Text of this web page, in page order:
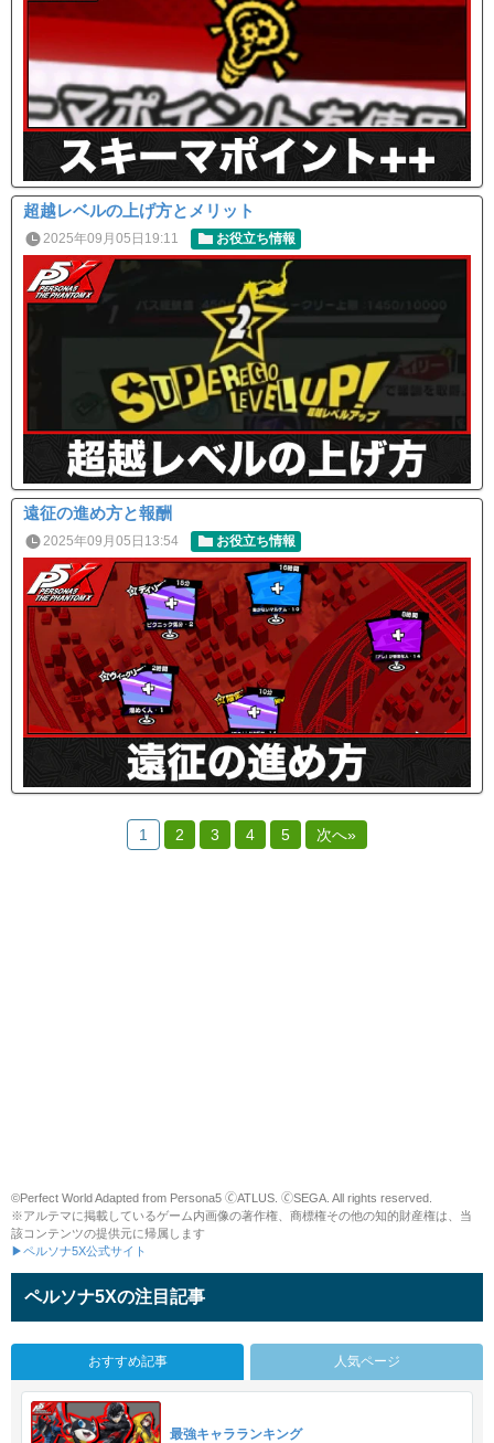
超越レベルの上げ方とメリット
2025年09月05日19:11 お役立ち情報
遠征の進め方と報酬
2025年09月05日13:54 お役立ち情報
1 2 3 4 5 次へ»
©Perfect World Adapted from Persona5 🄫ATLUS. 🄫SEGA. All rights reserved.
※アルテマに掲載しているゲーム内画像の著作権、商標権その他の知的財産権は、当
該コンテンツの提供元に帰属します
▶ペルソナ5X公式サイト
ペルソナ5Xの注目記事
おすすめ記事 人気ページ
最強キャラランキング